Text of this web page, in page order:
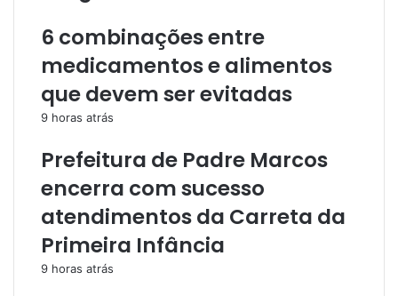
6 combinações entre
medicamentos e alimentos
que devem ser evitadas
9 horas atrás
Prefeitura de Padre Marcos
encerra com sucesso
atendimentos da Carreta da
Primeira Infância
9 horas atrás